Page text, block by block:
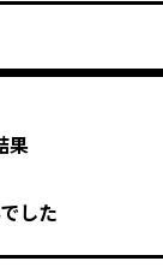
果
した